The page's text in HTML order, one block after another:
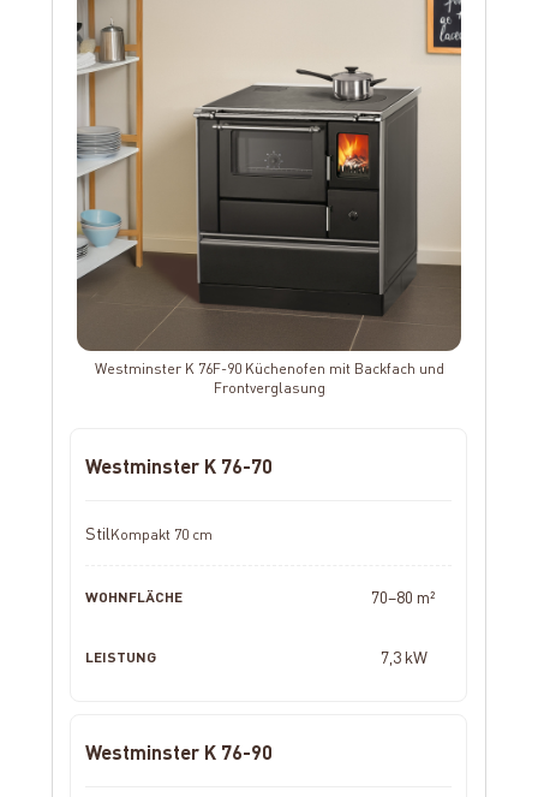
Westminster K 76F-90 Küchenofen mit Backfach und
Frontverglasung
Westminster K 76-70
Kompakt 70 cm
70–80 m²
7,3 kW
Westminster K 76-90